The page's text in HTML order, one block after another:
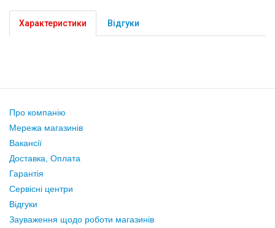
Характеристики Відгуки
Про компанію
Мережа магазинів
Вакансії
Доставка, Оплата
Гарантія
Сервісні центри
Відгуки
Зауваження щодо роботи магазинів